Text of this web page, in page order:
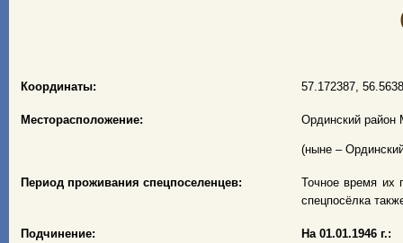
Координаты: 57.172387,
Месторасположение: Ординский район
(ныне –
Период проживания спецпоселенцев:
Точное время их
спецпосёлка
Подчинение: На 01.01.1946 г.: